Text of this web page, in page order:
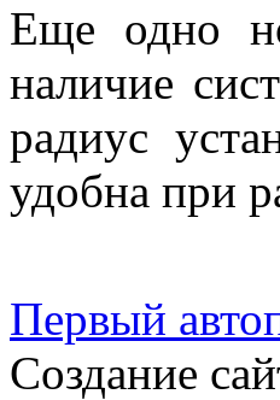
Еще одно
наличие
радиус
удобна при
Первый
Создание